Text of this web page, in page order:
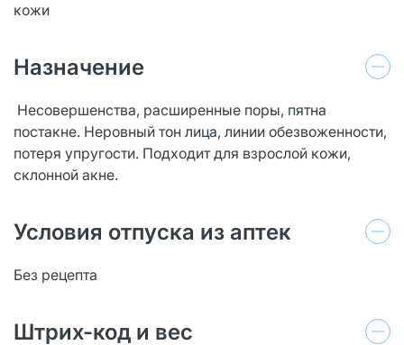
кожи
Назначение
Несовершенства, расширенные поры, пятна
постакне. Неровный тон лица, линии обезвоженности,
потеря упругости. Подходит для взрослой кожи,
склонной акне.
Условия отпуска из аптек
Без рецепта
Штрих-код и вес